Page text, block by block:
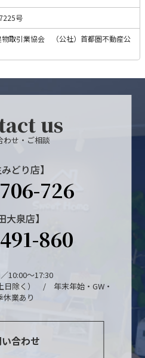
号
物取引業協会 （公社）首都圏不動産公
us
わせ・ご相談
みどり店】
726
大泉店】
860
10:00～17:30
日除く） / 年末年始・GW・
休業あり
合わせ